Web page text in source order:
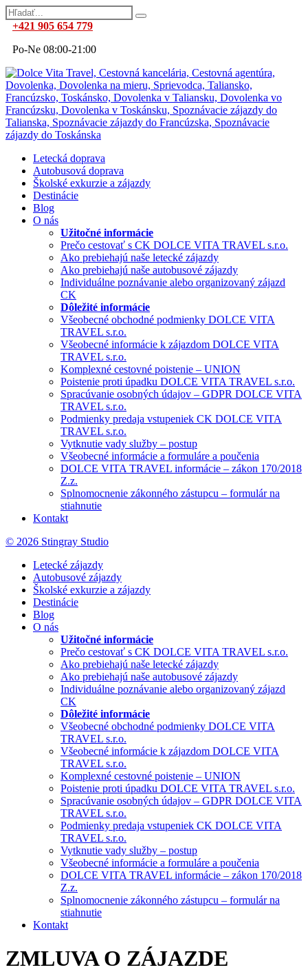
+421 905 654 779
Po-Ne 08:00-21:00
Letecká doprava
Autobusová doprava
Školské exkurzie a zájazdy
Destinácie
Blog
O nás
Užitočné informácie
Prečo cestovať s CK DOLCE VITA TRAVEL s.r.o.
Ako prebiehajú naše letecké zájazdy
Ako prebiehajú naše autobusové zájazdy
Individuálne poznávanie alebo organizovaný zájazd
CK
Dôležité informácie
Všeobecné obchodné podmienky DOLCE VITA
TRAVEL s.r.o.
Všeobecné informácie k zájazdom DOLCE VITA
TRAVEL s.r.o.
Komplexné cestovné poistenie – UNION
Poistenie proti úpadku DOLCE VITA TRAVEL s.r.o.
Spracúvanie osobných údajov – GDPR DOLCE VITA
TRAVEL s.r.o.
Podmienky predaja vstupeniek CK DOLCE VITA
TRAVEL s.r.o.
Vytknutie vady služby – postup
Všeobecné informácie a formuláre a poučenia
DOLCE VITA TRAVEL informácie – zákon 170/2018
Z.z.
Splnomocnenie zákonného zástupcu – formulár na
stiahnutie
Kontakt
© 2026 Stingray Studio
Letecké zájazdy
Autobusové zájazdy
Školské exkurzie a zájazdy
Destinácie
Blog
O nás
Užitočné informácie
Prečo cestovať s CK DOLCE VITA TRAVEL s.r.o.
Ako prebiehajú naše letecké zájazdy
Ako prebiehajú naše autobusové zájazdy
Individuálne poznávanie alebo organizovaný zájazd
CK
Dôležité informácie
Všeobecné obchodné podmienky DOLCE VITA
TRAVEL s.r.o.
Všeobecné informácie k zájazdom DOLCE VITA
TRAVEL s.r.o.
Komplexné cestovné poistenie – UNION
Poistenie proti úpadku DOLCE VITA TRAVEL s.r.o.
Spracúvanie osobných údajov – GDPR DOLCE VITA
TRAVEL s.r.o.
Podmienky predaja vstupeniek CK DOLCE VITA
TRAVEL s.r.o.
Vytknutie vady služby – postup
Všeobecné informácie a formuláre a poučenia
DOLCE VITA TRAVEL informácie – zákon 170/2018
Z.z.
Splnomocnenie zákonného zástupcu – formulár na
stiahnutie
Kontakt
ZMLUVA O ZÁJAZDE